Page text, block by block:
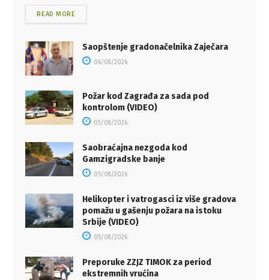
READ MORE
Saopštenje gradonačelnika Zaječara
06/08/2026
Požar kod Zagrađa za sada pod
kontrolom (VIDEO)
05/08/2026
Saobraćajna nezgoda kod
Gamzigradske banje
05/08/2026
Helikopter i vatrogasci iz više gradova
pomažu u gašenju požara na istoku
Srbije (VIDEO)
05/08/2026
Preporuke ZZJZ TIMOK za period
ekstremnih vrućina